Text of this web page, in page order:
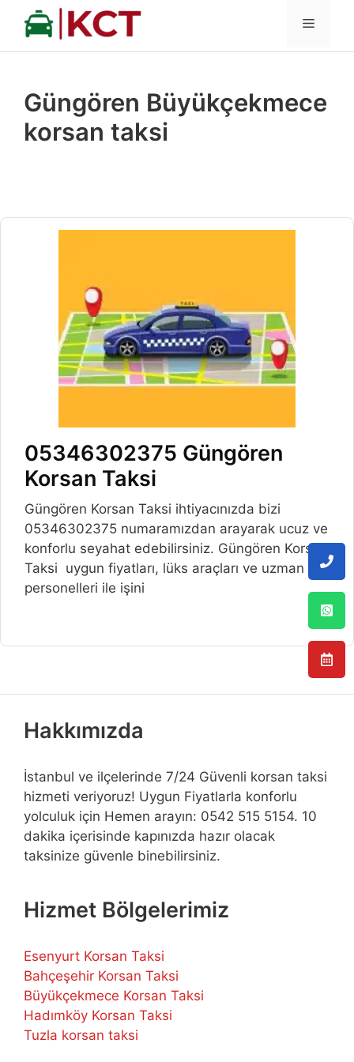
İçeriğe
MENÜ
Güngören Büyükçekmece
korsan taksi
05346302375 Güngören
Korsan Taksi
Güngören Korsan Taksi ihtiyacınızda bizi
05346302375 numaramızdan arayarak ucuz ve
konforlu seyahat edebilirsiniz. Güngören Korsan
Taksi uygun fiyatları, lüks araçları ve uzman
personelleri ile işini
Hakkımızda
İstanbul ve ilçelerinde 7/24 Güvenli korsan taksi
hizmeti veriyoruz! Uygun Fiyatlarla konforlu
yolculuk için Hemen arayın: 0542 515 5154. 10
dakika içerisinde kapınızda hazır olacak
taksinize güvenle binebilirsiniz.
Hizmet Bölgelerimiz
Esenyurt Korsan Taksi
Bahçeşehir Korsan Taksi
Büyükçekmece Korsan Taksi
Hadımköy Korsan Taksi
Tuzla korsan taksi